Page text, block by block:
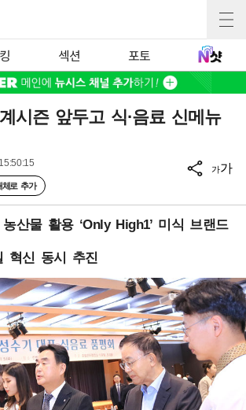
섹션 포토
시즌 앞두고 식·음료 신메뉴
체로 추가
가가
농산물 활용 ‘Only High1’ 미식 브랜드
혁신 동시 추진